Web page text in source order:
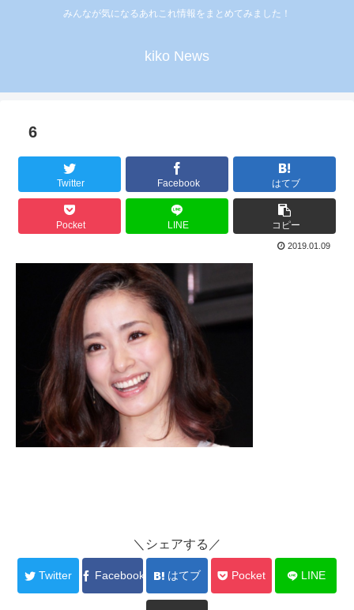
みんなが気になるあれこれ情報をまとめてみました！
kiko News
6
Twitter Facebook はてブ
Pocket LINE コピー
2019.01.09
＼シェアする／
Twitter Facebook はてブ Pocket LINE